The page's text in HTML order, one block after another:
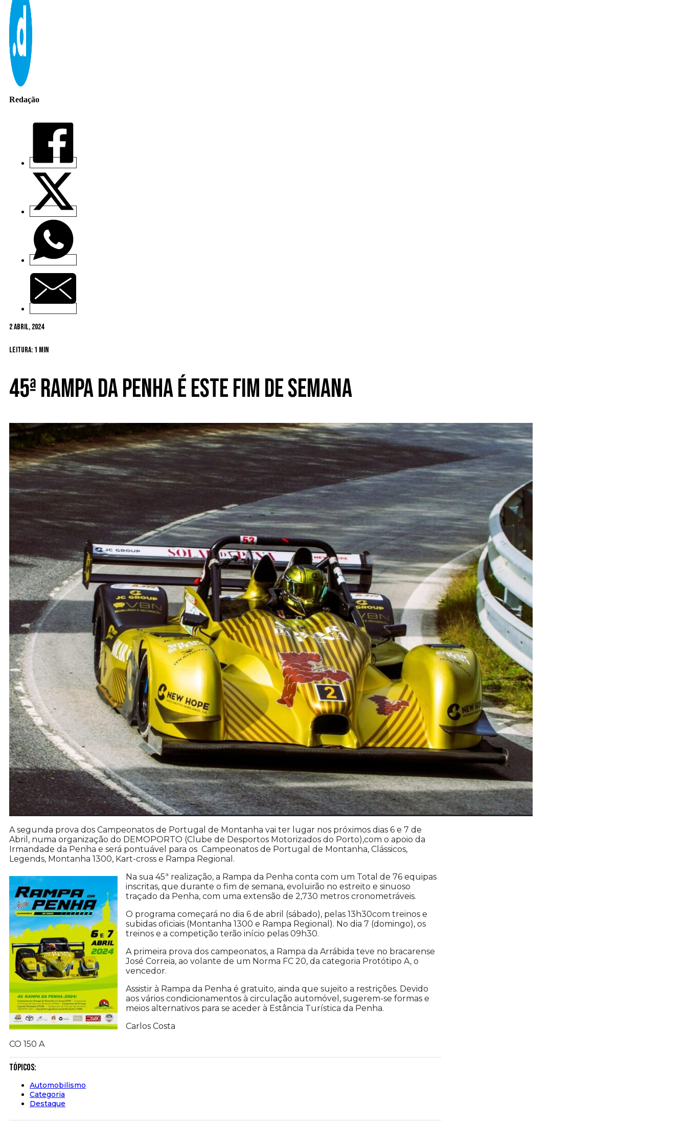
Redação
2 Abril, 2024
Leitura: 1 min
45ª Rampa da Penha é este fim de semana
A segunda prova dos Campeonatos de Portugal de Montanha vai ter lugar nos próximos dias 6 e 7 de
Abril, numa organização do DEMOPORTO (Clube de Desportos Motorizados do Porto),com o apoio da
Irmandade da Penha e será pontuável para os Campeonatos de Portugal de Montanha, Clássicos,
Legends, Montanha 1300, Kart-cross e Rampa Regional.
Na sua 45ª realização, a Rampa da Penha conta com um Total de 76 equipas
inscritas, que durante o fim de semana, evoluirão no estreito e sinuoso
traçado da Penha, com uma extensão de 2,730 metros cronometráveis.
O programa começará no dia 6 de abril (sábado), pelas 13h30com treinos e
subidas oficiais (Montanha 1300 e Rampa Regional). No dia 7 (domingo), os
treinos e a competição terão início pelas 09h30.
A primeira prova dos campeonatos, a Rampa da Arrábida teve no bracarense
José Correia, ao volante de um Norma FC 20, da categoria Protótipo A, o
vencedor.
Assistir à Rampa da Penha é gratuito, ainda que sujeito a restrições. Devido
aos vários condicionamentos à circulação automóvel, sugerem-se formas e
meios alternativos para se aceder à Estância Turística da Penha.
Carlos Costa
CO 150 A
Tópicos:
Automobilismo
Categoria
Destaque